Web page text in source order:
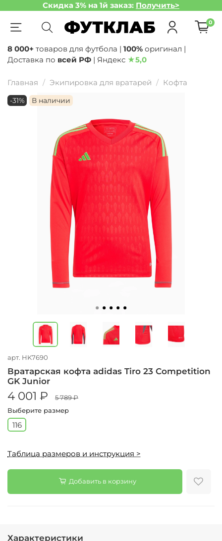
Скидка 3% на 1й заказ: Получить>
0
8 000+ товаров для футбола | 100% оригинал |
Доставка по всей РФ | Яндекс ★5,0
Главная Экипировка для вратарей Кофта
-31% В наличии
арт. HK7690
Вратарская кофта adidas Tiro 23 Competition
GK Junior
4 001 ₽
5 789 ₽
Выберите размер
116
Таблица размеров и инструкция >
Добавить в корзину
Характеристики